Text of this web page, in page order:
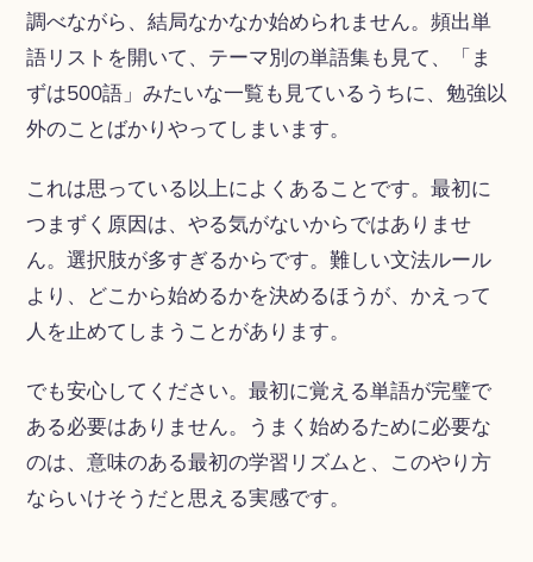
調べながら、結局なかなか始められません。頻出単
語リストを開いて、テーマ別の単語集も見て、「ま
ずは500語」みたいな一覧も見ているうちに、勉強以
外のことばかりやってしまいます。
これは思っている以上によくあることです。最初に
つまずく原因は、やる気がないからではありませ
ん。選択肢が多すぎるからです。難しい文法ルール
より、どこから始めるかを決めるほうが、かえって
人を止めてしまうことがあります。
でも安心してください。最初に覚える単語が完璧で
ある必要はありません。うまく始めるために必要な
のは、意味のある最初の学習リズムと、このやり方
ならいけそうだと思える実感です。